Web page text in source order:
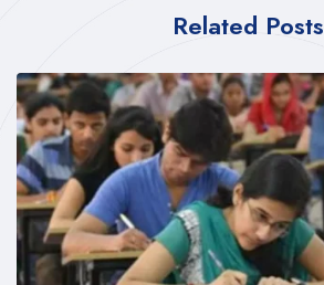
Related Posts